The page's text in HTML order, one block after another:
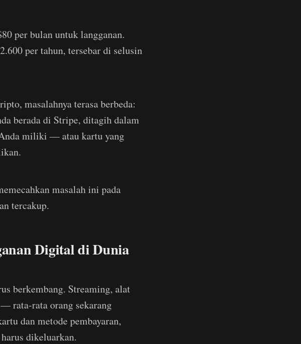
per bulan untuk langganan.
per tahun, tersebar di selusin
masalahnya terasa berbeda:
berada di Stripe, ditagih dalam
miliki — atau kartu yang
masalah ini pada
tercakup.
Digital di Dunia
berkembang. Streaming, alat
rata-rata orang sekarang
dan metode pembayaran,
dikeluarkan.